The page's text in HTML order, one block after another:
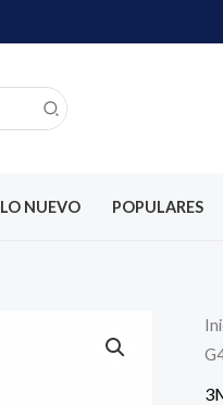
LO NUEVO POPULARES